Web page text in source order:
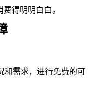
得明明白白。
和需求，进行免费的可